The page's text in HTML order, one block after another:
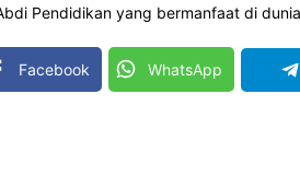
Pendidikan yang bermanfaat di
Facebook WhatsApp